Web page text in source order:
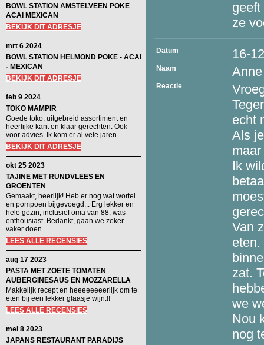
BOWL STATION AMSTELVEEN POKE
ACAI MEXICAN
BEKIJK DIT ADRESJE
mrt 6 2024
BOWL STATION HELMOND POKE - ACAI
- MEXICAN
BEKIJK DIT ADRESJE
feb 9 2024
TOKO MAMPIR
Goede toko, uitgebreid assortiment en
heerlijke kant en klaar gerechten. Ook
voor advies. Ik kom er al vele jaren.
BEKIJK DIT ADRESJE
okt 25 2023
TAJINE MET RUNDVLEES EN
GROENTEN
Gemaakt, heerlijk! Heb er nog wat wortel
en pompoen bijgevoegd... Erg lekker en
hele gezin, inclusief oma van 88, was
enthousiast. Bedankt, gaan we zeker
vaker doen..
LEES ALLE RECENSIES
aug 17 2023
PASTA MET ZOETE TOMATEN
AUBERGINESAUS EN MOZZARELLA
Makkelijk recept en heeeeeeeerlijk om te
eten bij een lekker glaasje wijn.!!
LEES ALLE RECENSIES
mei 8 2023
JAPANS RESTAURANT PARADIJS
ze
Datum 16-
Naam Anne
Reactie
echt
Als
Ik
Van
zat.
we
Nou
nog